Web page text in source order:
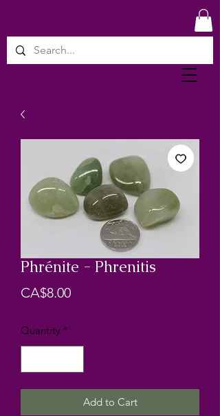
Phrénite - Phrenitis
CA$8.00Price
Quantity *
Add to Cart